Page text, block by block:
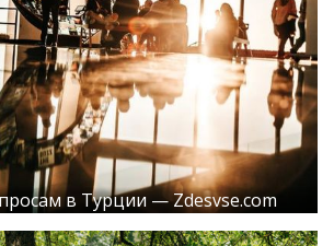
в Турции — Zdesvse.com